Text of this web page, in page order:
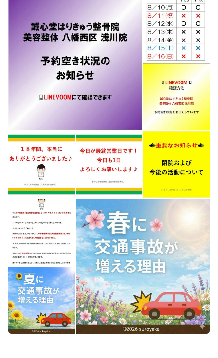
いただいたメッセージやご連絡内容は、第三者が閲覧すること
は一切ありません。
林が責任を持って管理しておりますので、安心してご利用くだ
―――――――――――――
🟢公式LINE：https://lin.ee/rJFK51A
📸Instagram： https://onl.tw/MVYN3mf
📍Google： https://g.page/r/CaX9LRZaJdbYEBM/review
📝エキテン： https://www.ekiten.jp/shop_76417378/
🏡HP①：https://sukoyaka2002.com/
🏡HP②：https://www.sukoyaka-chiryouin.jp/
―――――――――――――
🌿 施術のモットー 🌿
「今の不調が、未来の不安に変わる前に。」
一緒に“超健康”を目指して、楽しく体の調子を整えていきまし